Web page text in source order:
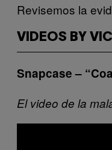
Revisemos la
VIDEOS BY
Snapcase –
El video de la